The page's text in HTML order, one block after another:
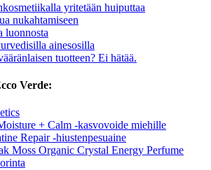
yritetään huiputtaa
nukahtamiseen
luonnosta
ainesosilla
tuotteen? Ei hätää.
Verde:
+ Calm -kasvovoide miehille
Repair -hiustenpesuaine
Moss Organic Crystal Energy Perfume